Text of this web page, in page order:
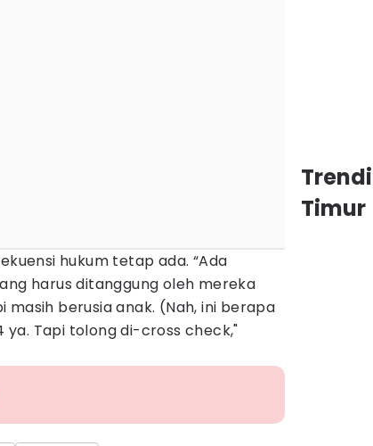
hukum tetap ada. “Ada
harus ditanggung oleh mereka
berusia anak. (Nah, ini berapa
Tapi tolong di-cross check,"
Timur